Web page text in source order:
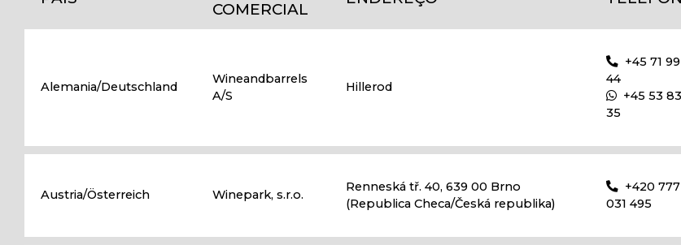
COMERCIAL
Alemania/Deutschland
Wineandbarrels
A/S
Hillerod
+45 71
44
+45 53
35
Austria/Österreich Winepark, s.r.o.
Renneská tř. 40, 639 00 Brno
(Republica Checa/Česká republika)
+420 777
031 495